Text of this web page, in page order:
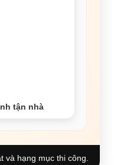
tận nhà
và hạng mục thi công.